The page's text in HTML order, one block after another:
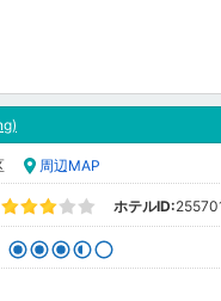
周辺MAP
ホテルID: